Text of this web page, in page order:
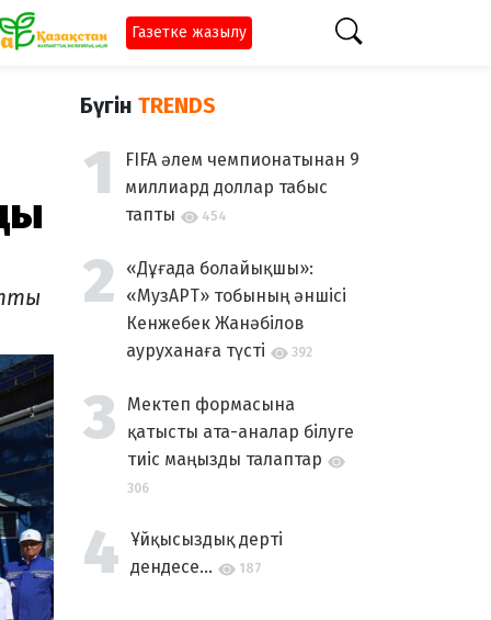
Газетке жазылу
Бүгін TRENDS
FIFA әлем чемпионатынан 9
миллиард доллар табыс
тапты
454
«Дұғада болайықшы»:
«МузАРТ» тобының әншісі
Кенжебек Жанәбілов
ауруханаға түсті
392
Мектеп формасына
қатысты ата-аналар білуге
тиіс маңызды талаптар
306
Ұйқысыздық дерті
дендесе...
187